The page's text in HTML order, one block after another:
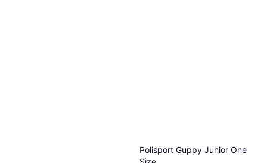
Polisport Guppy Junior One